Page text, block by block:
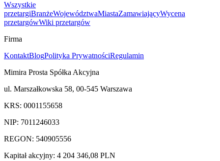
Wszystkie
przetargiBranżeWojewództwaMiastaZamawiającyWycena
przetargówWiki przetargów
Firma
KontaktBlogPolityka PrywatnościRegulamin
Mimira Prosta Spółka Akcyjna
ul. Marszałkowska 58, 00-545 Warszawa
KRS: 0001155658
NIP: 7011246033
REGON: 540905556
Kapitał akcyjny: 4 204 346,08 PLN